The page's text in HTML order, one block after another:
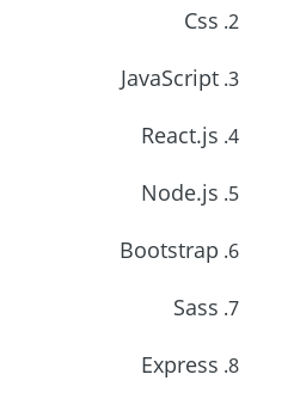
Css
JavaScript
React.js
Node.js
Bootstrap
Sass
Express